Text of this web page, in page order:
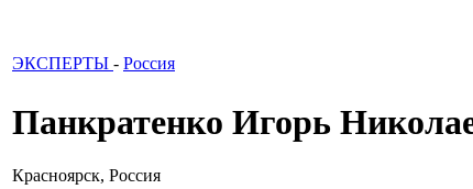
ЭКСПЕРТЫ - Россия
Панкратенко Игорь
Красноярск, Россия